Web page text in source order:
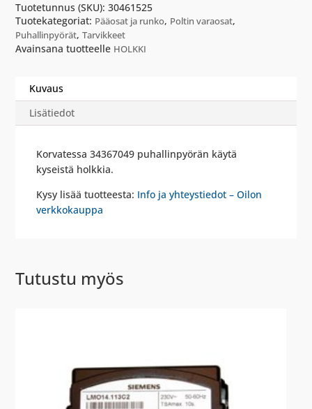
Tuotetunnus (SKU):30461525
Tuotekategoriat: Pääosat ja runko, Poltin varaosat,
Puhallinpyörät,Tarvikkeet
Avainsana tuotteelle HOLKKI
Kuvaus
Lisätiedot
Korvatessa 34367049 puhallinpyörän käytä
kyseistä holkkia.
Kysy lisää tuotteesta: Info ja yhteystiedot – Oilon
verkkokauppa
Tutustu myös